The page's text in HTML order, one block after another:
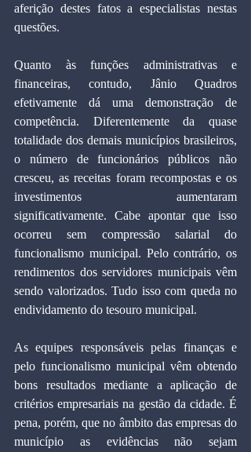
aferição destes fatos a especialistas nestas
questões.
Quanto às funções administrativas e
financeiras, contudo, Jânio Quadros
efetivamente dá uma demonstração de
competência. Diferentemente da quase
totalidade dos demais municípios brasileiros,
o número de funcionários públicos não
cresceu, as receitas foram recompostas e os
investimentos aumentaram
significativamente. Cabe apontar que isso
ocorreu sem compressão salarial do
funcionalismo municipal. Pelo contrário, os
rendimentos dos servidores municipais vêm
sendo valorizados. Tudo isso com queda no
endividamento do tesouro municipal.
As equipes responsáveis pelas finanças e
pelo funcionalismo municipal vêm obtendo
bons resultados mediante a aplicação de
critérios empresariais na gestão da cidade. É
pena, porém, que no âmbito das empresas do
município as evidências não sejam